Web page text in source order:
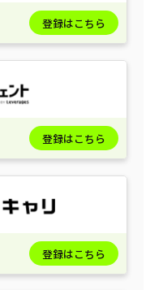
登録はこちら
登録はこちら
登録はこちら